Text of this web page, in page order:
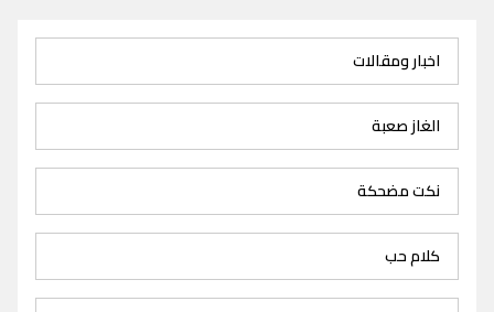
اخبار ومقالات
الغاز صعبة
نكت مضحكة
كلام حب